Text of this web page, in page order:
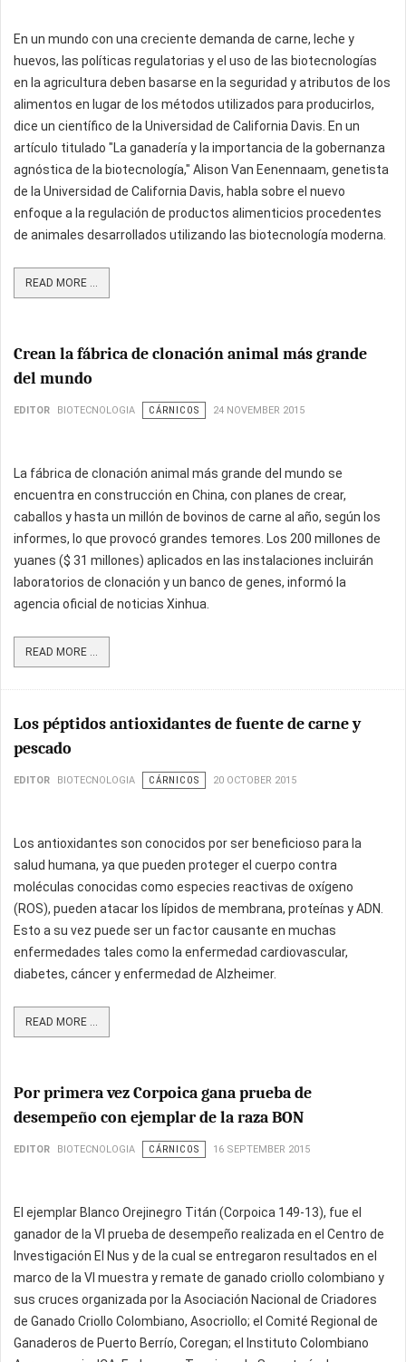
En un mundo con una creciente demanda de carne, leche y
huevos, las políticas regulatorias y el uso de las biotecnologías
en la agricultura deben basarse en la seguridad y atributos de los
alimentos en lugar de los métodos utilizados para producirlos,
dice un científico de la Universidad de California Davis. En un
artículo titulado "La ganadería y la importancia de la gobernanza
agnóstica de la biotecnología," Alison Van Eenennaam, genetista
de la Universidad de California Davis, habla sobre el nuevo
enfoque a la regulación de productos alimenticios procedentes
de animales desarrollados utilizando las biotecnología moderna.
READ MORE ...
Crean la fábrica de clonación animal más grande
del mundo
EDITOR BIOTECNOLOGIA CÁRNICOS 24 NOVEMBER 2015
La fábrica de clonación animal más grande del mundo se
encuentra en construcción en China, con planes de crear,
caballos y hasta un millón de bovinos de carne al año, según los
informes, lo que provocó grandes temores. Los 200 millones de
yuanes ($ 31 millones) aplicados en las instalaciones incluirán
laboratorios de clonación y un banco de genes, informó la
agencia oficial de noticias Xinhua.
READ MORE ...
Los péptidos antioxidantes de fuente de carne y
pescado
EDITOR BIOTECNOLOGIA CÁRNICOS 20 OCTOBER 2015
Los antioxidantes son conocidos por ser beneficioso para la
salud humana, ya que pueden proteger el cuerpo contra
moléculas conocidas como especies reactivas de oxígeno
(ROS), pueden atacar los lípidos de membrana, proteínas y ADN.
Esto a su vez puede ser un factor causante en muchas
enfermedades tales como la enfermedad cardiovascular,
diabetes, cáncer y enfermedad de Alzheimer.
READ MORE ...
Por primera vez Corpoica gana prueba de
desempeño con ejemplar de la raza BON
EDITOR BIOTECNOLOGIA CÁRNICOS 16 SEPTEMBER 2015
El ejemplar Blanco Orejinegro Titán (Corpoica 149-13), fue el
ganador de la VI prueba de desempeño realizada en el Centro de
Investigación El Nus y de la cual se entregaron resultados en el
marco de la VI muestra y remate de ganado criollo colombiano y
sus cruces organizada por la Asociación Nacional de Criadores
de Ganado Criollo Colombiano, Asocriollo; el Comité Regional de
Ganaderos de Puerto Berrío, Coregan; el Instituto Colombiano